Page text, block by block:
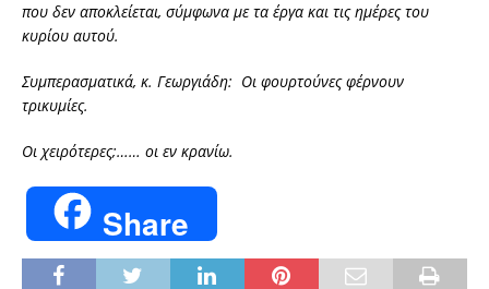
που δεν αποκλείεται, σύμφωνα με τα έργα και τις ημέρες του
κυρίου αυτού.
Συμπερασματικά, κ. Γεωργιάδη: Οι φουρτούνες φέρνουν
τρικυμίες.
Οι χειρότερες;…… οι εν κρανίω.
Share